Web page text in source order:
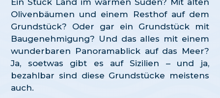
Ein Stück Land im warmen Süden? Mit alten
Olivenbäumen und einem Resthof auf dem
Grundstück? Oder gar ein Grundstück mit
Baugenehmigung? Und das alles mit einem
wunderbaren Panoramablick auf das Meer?
Ja, soetwas gibt es auf Sizilien – und ja,
bezahlbar sind diese Grundstücke meistens
auch.